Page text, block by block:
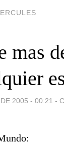
mas
2005 - 00:21 -